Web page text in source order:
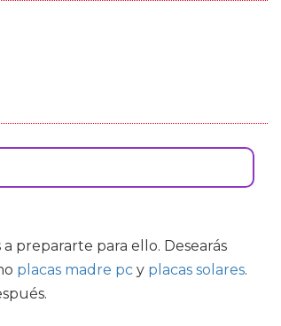
prepararte para ello. Desearás
placas madre pc y placas solares.